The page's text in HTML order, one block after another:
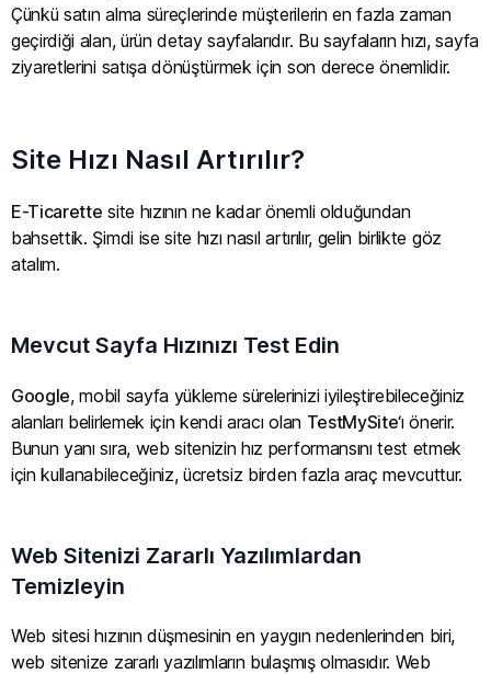
Çünkü satın alma süreçlerinde müşterilerin en fazla zaman
geçirdiği alan, ürün detay sayfalarıdır. Bu sayfaların hızı, sayfa
ziyaretlerini satışa dönüştürmek için son derece önemlidir.
Site Hızı Nasıl Artırılır?
E-Ticarette site hızının ne kadar önemli olduğundan
bahsettik. Şimdi ise site hızı nasıl artırılır, gelin birlikte göz
atalım.
Mevcut Sayfa Hızınızı Test Edin
Google, mobil sayfa yükleme sürelerinizi iyileştirebileceğiniz
alanları belirlemek için kendi aracı olan TestMySite‘ı önerir.
Bunun yanı sıra, web sitenizin hız performansını test etmek
için kullanabileceğiniz, ücretsiz birden fazla araç mevcuttur.
Web Sitenizi Zararlı Yazılımlardan
Temizleyin
Web sitesi hızının düşmesinin en yaygın nedenlerinden biri,
web sitenize zararlı yazılımların bulaşmış olmasıdır. Web